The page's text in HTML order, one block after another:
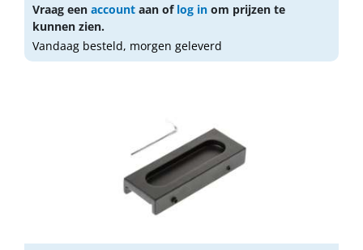
Vraag een account aan of log in om prijzen te
kunnen zien.
Vandaag besteld, morgen geleverd